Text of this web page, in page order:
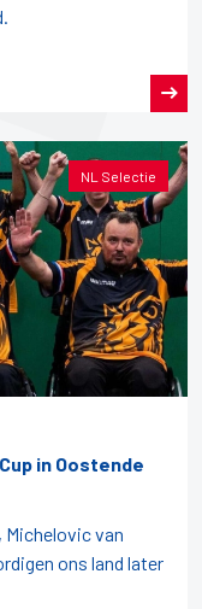
NL Selectie
in Oostende
Michelovic van
ons land later